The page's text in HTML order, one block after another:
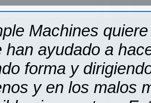
Machines
han ayudado a
forma y
y en los malos